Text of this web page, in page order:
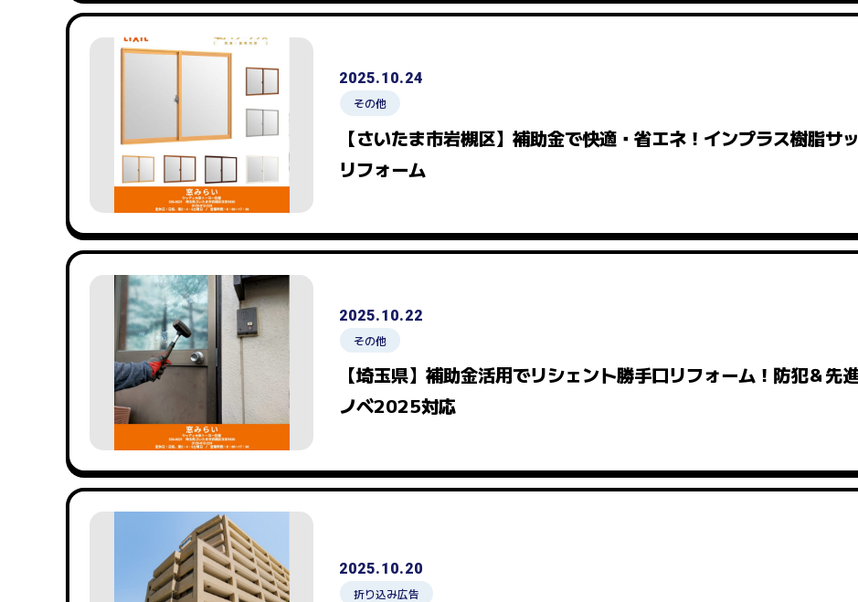
2025.10.24
その他
【さいたま市岩槻区】補助金で快適・省エネ！インプラス樹脂サ
リフォーム
2025.10.22
その他
【埼玉県】補助金活用でリシェント勝手口リフォーム！防犯＆先
ノベ2025対応
2025.10.20
折り込み広告